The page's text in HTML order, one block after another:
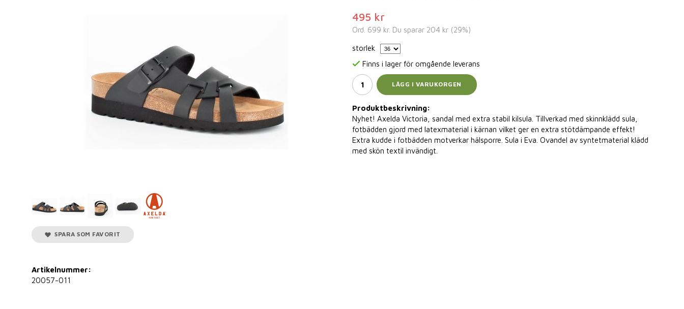
495 kr
Ord. 699 kr. Du sparar 204 kr (29%)
storlek
Finns i lager för omgående leverans
LÄGG I VARUKORGEN
Produktbeskrivning:
Nyhet! Axelda Victoria, sandal med extra stabil kilsula. Tillverkad med skinnklädd sula,
fotbädden gjord med latexmaterial i kärnan vilket ger en extra stötdämpande effekt!
Extra kudde i fotbädden motverkar hälsporre. Sula i Eva. Ovandel av syntetmaterial klädd
med skön textil invändigt.
SPARA SOM FAVORIT
Artikelnummer:
20057-011